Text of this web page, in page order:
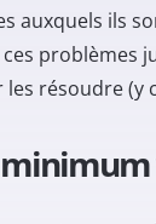
auxquels ils
problèmes
résoudre (y